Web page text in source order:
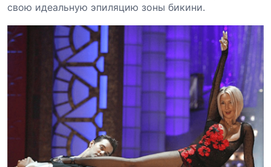
свою идеальную эпиляцию зоны бикини.